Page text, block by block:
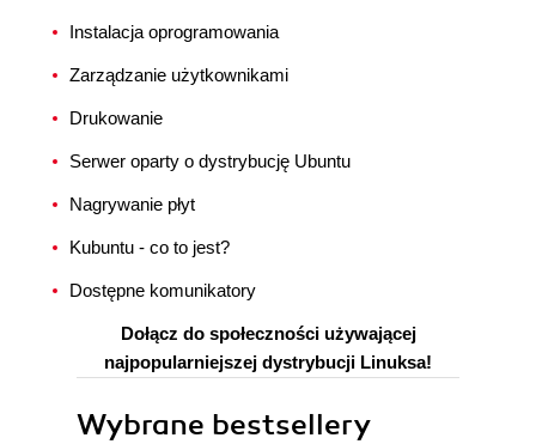
Instalacja oprogramowania
Zarządzanie użytkownikami
Drukowanie
Serwer oparty o dystrybucję Ubuntu
Nagrywanie płyt
Kubuntu - co to jest?
Dostępne komunikatory
Dołącz do społeczności używającej
najpopularniejszej dystrybucji Linuksa!
Wybrane bestsellery